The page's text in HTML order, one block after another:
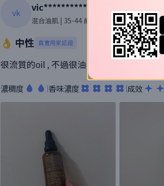
vk vic********************.hk
混合油肌 | 35-44 歲 | 458則評價
👌 中性 真實用家認證
很流質的oil , 不過很油，用不了在臉上，
濃稠度 |香味濃度 |成效